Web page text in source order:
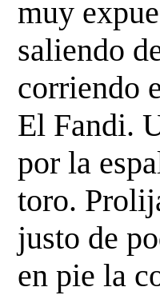
muy
saliendo
corriendo
El Fandi.
por la
toro.
justo de
en pie la